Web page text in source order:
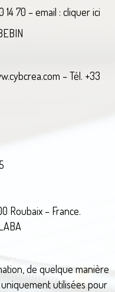
70 – email : cliquer ici
– Tél. +33
Roubaix – France.
de quelque manière
utilisées pour